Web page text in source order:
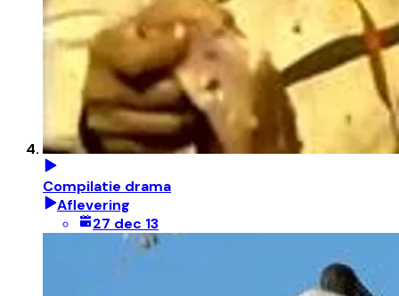
Compilatie drama
Aflevering
27 dec 13